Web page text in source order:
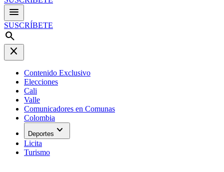
menu
SUSCRÍBETE
search
close
Contenido Exclusivo
Elecciones
Cali
Valle
Comunicadores en Comunas
Colombia
Deportes expand_more
Licita
Turismo